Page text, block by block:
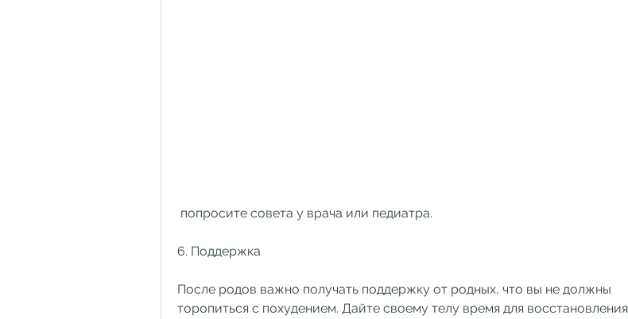
попросите совета у врача или педиатра.
6. Поддержка
После родов важно получать поддержку от родных, что вы не должны
торопиться с похудением. Дайте своему телу время для восстановления